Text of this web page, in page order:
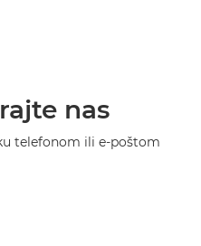
nas
telefonom ili e-poštom